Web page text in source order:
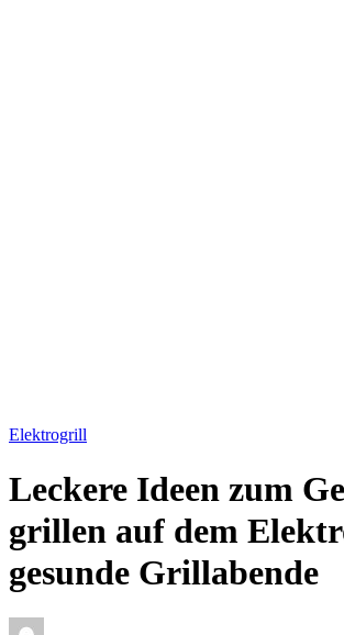
Elektrogrill
Leckere Ideen zum
grillen auf dem
gesunde Grillabende